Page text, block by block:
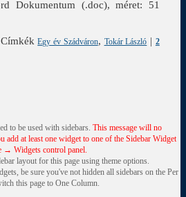
Dokumentum (.doc), méret: 51
Címkék Egy év Szádváron, Tokár László | 2
to be used with sidebars. This message will no
add at least one widget to one of the Sidebar Widget
→ Widgets control panel.
layout for this page using theme options.
be sure you've not hidden all sidebars on the Per
this page to One Column.